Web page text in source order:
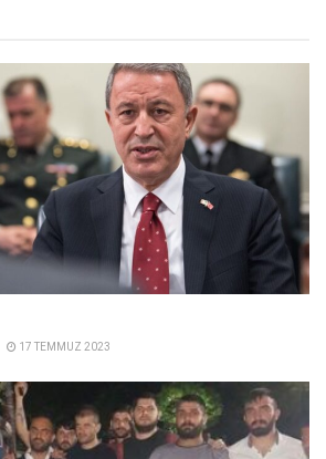
17 TEMMUZ 2023